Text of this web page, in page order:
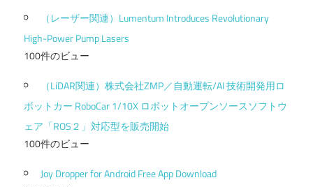
（レーザー関連）Lumentum Introduces Revolutionary
High-Power Pump Lasers
100件のビュー
（LiDAR関連）株式会社ZMP／自動運転/AI 技術開発用ロ
ボットカー RoboCar 1/10X ロボットオープンソースソフトウ
ェア「ROS２」対応型を販売開始
100件のビュー
Joy Dropper for Android Free App Download